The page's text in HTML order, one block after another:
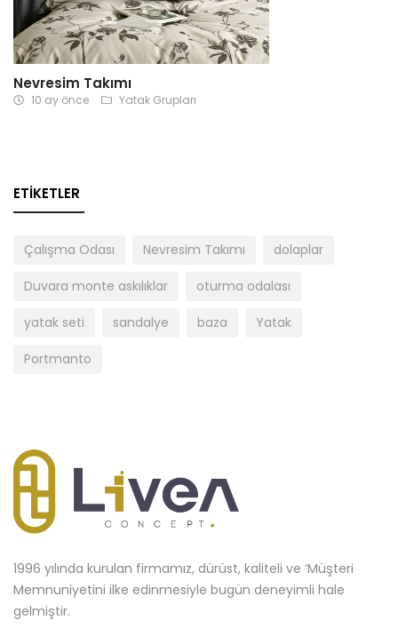
Nevresim Takımı
10 ay önce Yatak Grupları
ETIKETLER
Çalışma Odası Nevresim Takımı dolaplar
Duvara monte askılıklar oturma odalası
yatak seti sandalye baza Yatak
Portmanto
1996 yılında kurulan firmamız, dürüst, kaliteli ve ‘Müşteri
Memnuniyetini ilke edinmesiyle bugün deneyimli hale
gelmiştir.